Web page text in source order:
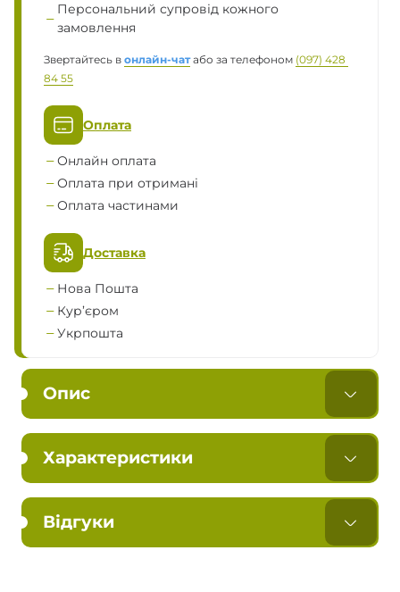
Персональний супровід кожного
замовлення
Звертайтесь в онлайн-чат або за телефоном (097) 428
84 55
Оплата
Онлайн оплата
Оплата при отримані
Оплата частинами
Доставка
Нова Пошта
Кур’єром
Укрпошта
Опис
Характеристики
Відгуки